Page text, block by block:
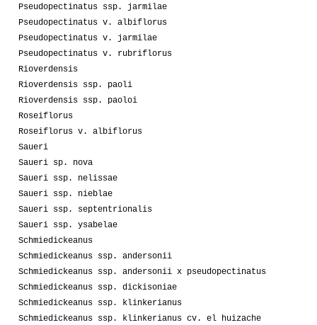
Pseudopectinatus ssp. jarmilae
Pseudopectinatus v. albiflorus
Pseudopectinatus v. jarmilae
Pseudopectinatus v. rubriflorus
Rioverdensis
Rioverdensis ssp. paoli
Rioverdensis ssp. paoloi
Roseiflorus
Roseiflorus v. albiflorus
Saueri
Saueri sp. nova
Saueri ssp. nelissae
Saueri ssp. nieblae
Saueri ssp. septentrionalis
Saueri ssp. ysabelae
Schmiedickeanus
Schmiedickeanus ssp. andersonii
Schmiedickeanus ssp. andersonii x pseudopectinatus
Schmiedickeanus ssp. dickisoniae
Schmiedickeanus ssp. klinkerianus
Schmiedickeanus ssp. klinkerianus cv. el huizache